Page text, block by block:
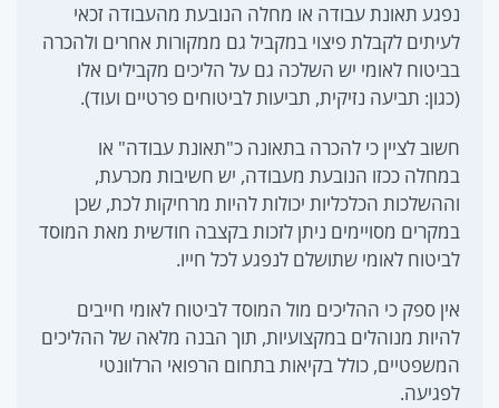
נפגע תאונת עבודה או מחלה הנובעת מהעבודה זכאי
לעיתים לקבלת פיצוי במקביל גם ממקורות אחרים ולהכרה
בביטוח לאומי יש השלכה גם על הליכים מקבילים אלו
(כגון: תביעה נזיקית, תביעות לביטוחים פרטיים ועוד).
חשוב לציין כי להכרה בתאונה כ"תאונת עבודה" או
במחלה ככזו הנובעת מעבודה, יש חשיבות מכרעת,
וההשלכות הכלכליות יכולות להיות מרחיקות לכת, שכן
במקרים מסויימים ניתן לזכות בקצבה חודשית מאת המוסד
לביטוח לאומי שתושלם לנפגע לכל חייו.
אין ספק כי ההליכים מול המוסד לביטוח לאומי חייבים
להיות מנוהלים במקצועיות, תוך הבנה מלאה של ההליכים
המשפטיים, כולל בקיאות בתחום הרפואי הרלוונטי
לפגיעה.